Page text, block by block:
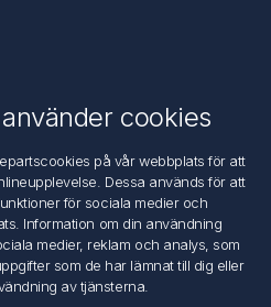
cookies
på vår webbplats för att
Dessa används för att
för sociala medier och
Information om din användning
medier, reklam och analys, som
som de har lämnat till dig eller
av tjänsterna.